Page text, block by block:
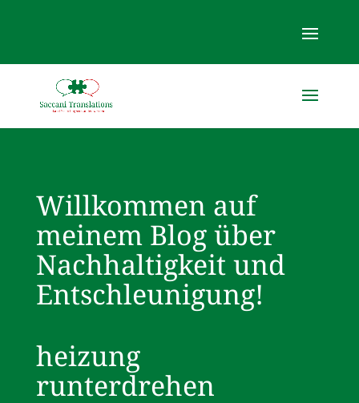
Willkommen auf
meinem Blog über
Nachhaltigkeit und
Entschleunigung!
heizung
runterdrehen